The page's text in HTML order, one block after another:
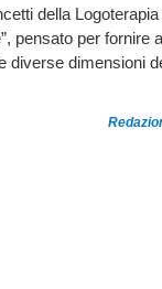
della
pensato per fornire
diverse dimensioni